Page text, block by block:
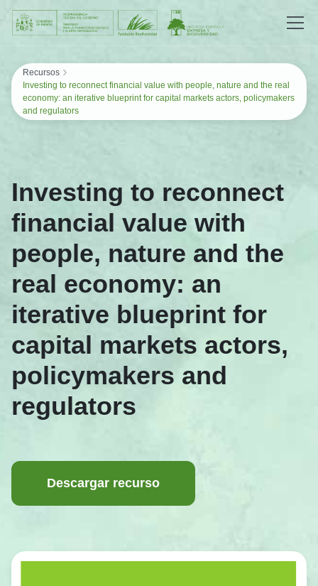
Saltar al contenido
Recursos ›
Investing to reconnect financial value with people, nature and the real
economy: an iterative blueprint for capital markets actors, policymakers
and regulators
Investing to reconnect
financial value with
people, nature and the
real economy: an
iterative blueprint for
capital markets actors,
policymakers and
regulators
Descargar recurso